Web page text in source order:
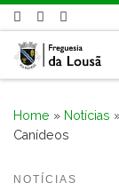
Skip to content
Home » Notícias
Canídeos
NOTÍCIAS